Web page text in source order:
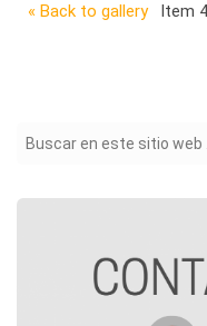
« Back to gallery Item
Formulario de